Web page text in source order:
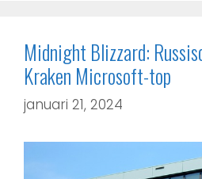
Midnight Blizzard:
Kraken Microsoft-top
januari 21, 2024